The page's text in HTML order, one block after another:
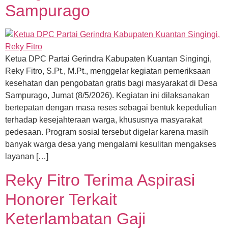
Sampurago
Ketua DPC Partai Gerindra Kabupaten Kuantan Singingi,
Reky Fitro, S.Pt., M.Pt., menggelar kegiatan pemeriksaan
kesehatan dan pengobatan gratis bagi masyarakat di Desa
Sampurago, Jumat (8/5/2026). Kegiatan ini dilaksanakan
bertepatan dengan masa reses sebagai bentuk kepedulian
terhadap kesejahteraan warga, khususnya masyarakat
pedesaan. Program sosial tersebut digelar karena masih
banyak warga desa yang mengalami kesulitan mengakses
layanan […]
Reky Fitro Terima Aspirasi
Honorer Terkait
Keterlambatan Gaji